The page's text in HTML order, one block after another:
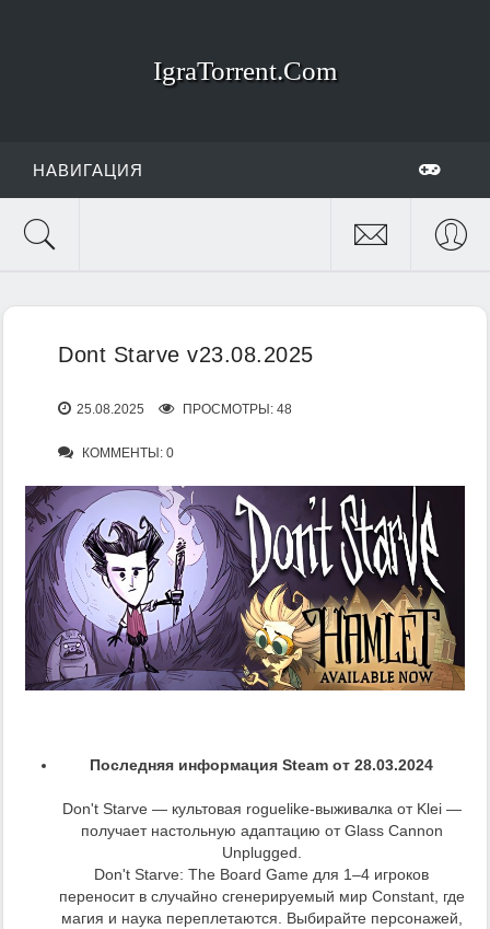
IgraTorrent.Com
НАВИГАЦИЯ
Dont Starve v23.08.2025
25.08.2025 ПРОСМОТРЫ: 48
КОММЕНТЫ: 0
Последняя информация Steam от 28.03.2024
Don't Starve — культовая roguelike-выживалка от Klei —
получает настольную адаптацию от Glass Cannon
Unplugged.
Don't Starve: The Board Game для 1–4 игроков
переносит в случайно сгенерируемый мир Constant, где
магия и наука переплетаются. Выбирайте персонажей,